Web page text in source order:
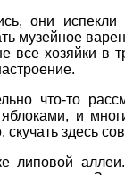
они
музейное
все хозяйки
что-то
и
здесь
липовой